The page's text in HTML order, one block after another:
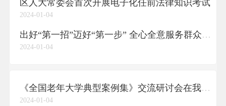
区人大常委会首次开展电子化任前法律知识考试
2024-01-04
出好“第一招”迈好“第一步” 全心全意服务群众今年首个工作日区政务服务中心迎来大批办事群众
2024-01-04
《全国老年大学典型案例集》交流研讨会在我区举行
2024-01-04